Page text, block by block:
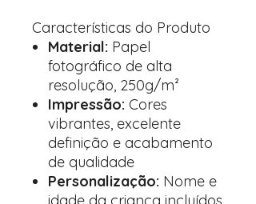
Características do Produto
Material: Papel
fotográfico de alta
resolução, 250g/m²
Impressão: Cores
vibrantes, excelente
definição e acabamento
de qualidade
Personalização: Nome e